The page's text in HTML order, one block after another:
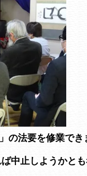
の法要を修業でき
中止しようかと